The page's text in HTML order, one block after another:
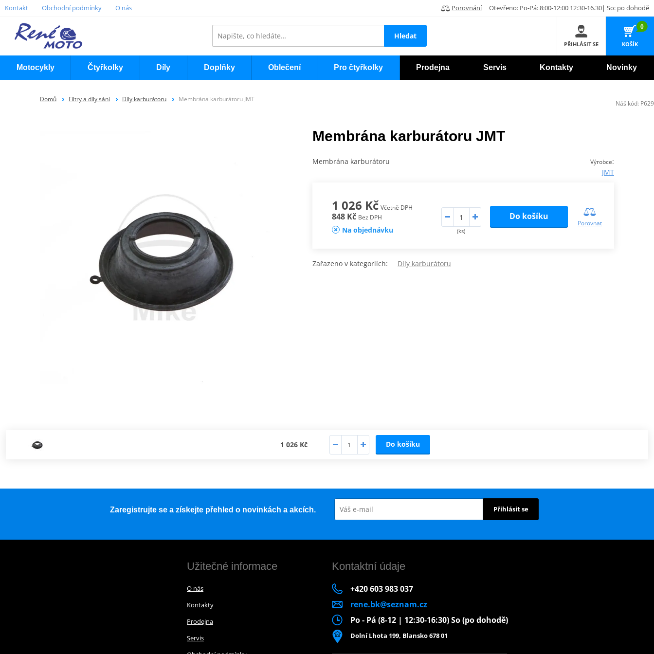
Kontakt Obchodní podmínky O nás Porovnání Otevřeno: Po-Pá: 8:00-12:00 12:30-16.30| So: po dohodě
Hledat
PŘIHLÁSIT SE
0
KOŠÍK
Motocykly Čtyřkolky Díly Doplňky Oblečení Pro čtyřkolky Prodejna Servis Kontakty Novinky
Domů Filtry a díly sání Díly karburátoru Membrána karburátoru JMT
Membrána karburátoru JMT
Výrobce:
JMT
Membrána karburátoru
1 026 Kč Včetně DPH
848 Kč Bez DPH
Na objednávku (ks)
Do košíku
Porovnat
Zařazeno v kategoriích: Díly karburátoru
1 026 Kč Do košíku
Náš kód: P629
Zaregistrujte se a získejte přehled o novinkách a akcích. Přihlásit se
Užitečné informace
O nás
Kontakty
Prodejna
Servis
Kontaktní údaje
+420 603 983 037
rene.bk@seznam.cz
Po - Pá (8-12 | 12:30-16:30) So (po dohodě)
Dolní Lhota 199, Blansko 678 01